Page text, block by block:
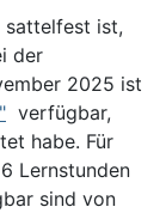
sattelfest ist,
der
2025 ist
verfügbar,
habe. Für
Lernstunden
sind von